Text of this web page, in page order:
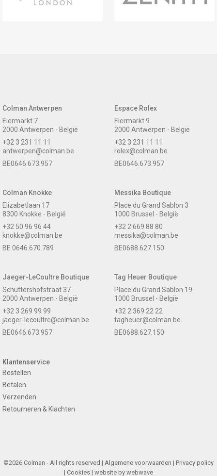
Colman Antwerpen
Eiermarkt 7
2000 Antwerpen - België
+32 3 231 11 11
antwerpen@colman.be
BE0646.673.957
Espace Rolex
Eiermarkt 9
2000 Antwerpen - België
+32 3 231 11 11
rolex@colman.be
BE0646.673.957
Colman Knokke
Elizabetlaan 17
8300 Knokke - België
+32 50 96 96 44
knokke@colman.be
BE 0646.670.789
Messika Boutique
Place du Grand Sablon 3
1000 Brussel - België
+32 2 669 88 80
messika@colman.be
BE0688.627.150
Jaeger-LeCoultre Boutique
Schuttershofstraat 37
2000 Antwerpen - België
+32 3 269 99 99
jaeger-lecoultre@colman.be
BE0646.673.957
Tag Heuer Boutique
Place du Grand Sablon 19
1000 Brussel - België
+32 2 369 22 22
tagheuer@colman.be
BE0688.627.150
Klantenservice
Bestellen
Betalen
Verzenden
Retourneren & Klachten
©2026 Colman - All rights reserved | Algemene voorwaarden | Privacy policy
| Cookies | website by webwave